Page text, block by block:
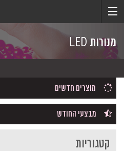
מנורות LED
מוצרים חדשים
מבצעי החודש
קטגוריות